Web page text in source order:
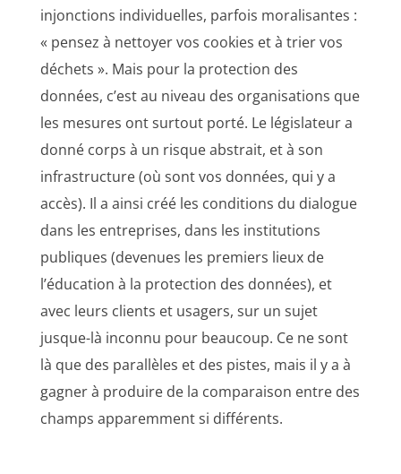
injonctions individuelles, parfois moralisantes :
« pensez à nettoyer vos cookies et à trier vos
déchets ». Mais pour la protection des
données, c’est au niveau des organisations que
les mesures ont surtout porté. Le législateur a
donné corps à un risque abstrait, et à son
infrastructure (où sont vos données, qui y a
accès). Il a ainsi créé les conditions du dialogue
dans les entreprises, dans les institutions
publiques (devenues les premiers lieux de
l’éducation à la protection des données), et
avec leurs clients et usagers, sur un sujet
jusque-là inconnu pour beaucoup. Ce ne sont
là que des parallèles et des pistes, mais il y a à
gagner à produire de la comparaison entre des
champs apparemment si différents.